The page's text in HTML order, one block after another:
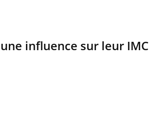
influence sur leur IMC